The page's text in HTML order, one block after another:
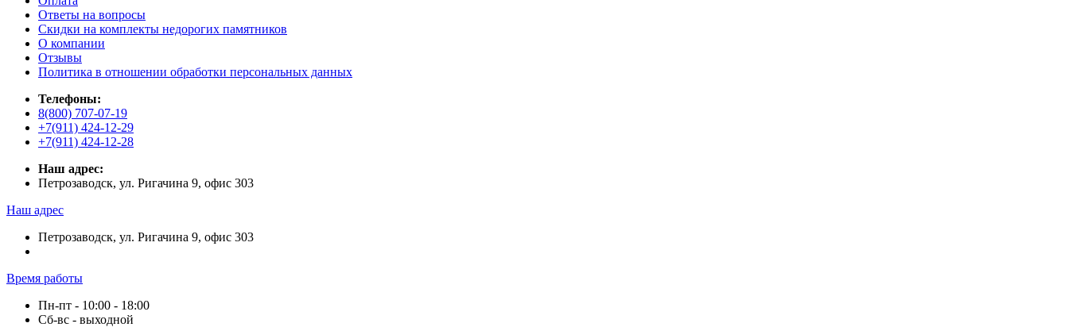
Ответы на вопросы
Скидки на комплекты недорогих памятников
О компании
Отзывы
Политика в отношении обработки персональных данных
Телефоны:
8(800) 707-07-19
+7(911) 424-12-29
+7(911) 424-12-28
Наш адрес:
Петрозаводск, ул. Ригачина 9, офис 303
Наш адрес
Петрозаводск, ул. Ригачина 9, офис 303
Время работы
Пн-пт - 10:00 - 18:00
Сб-вс - выходной